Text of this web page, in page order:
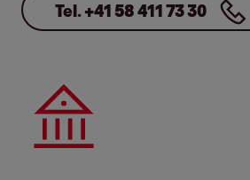
Tel. +41 58 411 73 30